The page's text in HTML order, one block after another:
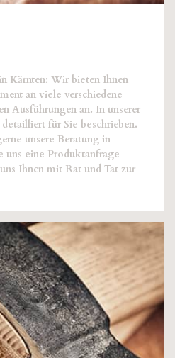
Kärnten: Wir bieten Ihnen
an viele verschiedene
Ausführungen an. In unserer
für Sie beschrieben.
unsere Beratung in
uns eine Produktanfrage
Ihnen mit Rat und Tat zur